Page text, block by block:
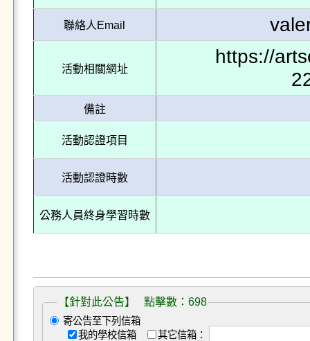
聯絡人Email
活動相關網址
https://
備註
活動認證項目
活動認證時數
公務人員終身學習時數
【針對此公告】 點擊數：698
寄公告至下列信箱
我的學校信箱
其它信箱：